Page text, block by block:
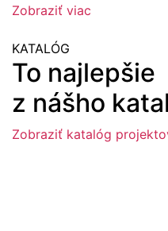
Zobraziť viac
KATALÓG
To najlepšie
z nášho
Zobraziť katalóg